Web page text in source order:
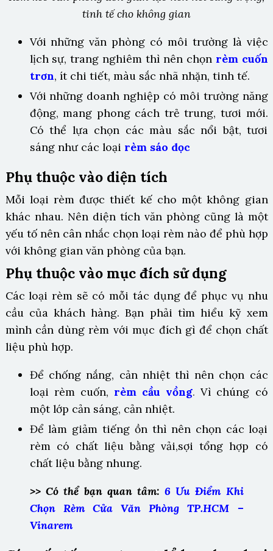
tinh tế cho không gian
Với những văn phòng có môi trường là việc
lịch sự, trang nghiêm thì nên chọn rèm cuốn
trơn, ít chi tiết, màu sắc nhã nhặn, tinh tế.
Với những doanh nghiệp có môi trường năng
động, mang phong cách trẻ trung, tươi mới.
Có thể lựa chọn các màu sắc nổi bật, tươi
sáng như các loại rèm sáo dọc
Phụ thuộc vào diện tích
Mỗi loại rèm được thiết kế cho một không gian
khác nhau. Nên diện tích văn phòng cũng là một
yếu tố nên cân nhắc chọn loại rèm nào để phù hợp
với không gian văn phòng của bạn.
Phụ thuộc vào mục đích sử dụng
Các loại rèm sẽ có mỗi tác dụng để phục vụ nhu
cầu của khách hàng. Bạn phải tìm hiểu kỹ xem
mình cần dùng rèm với mục đích gì để chọn chất
liệu phù hợp.
Để chống nắng, cản nhiệt thì nên chọn các
loại rèm cuốn, rèm cầu vồng. Vì chúng có
một lớp cản sáng, cản nhiệt.
Để làm giảm tiếng ồn thì nên chọn các loại
rèm có chất liệu bằng vải,sợi tổng hợp có
chất liệu bằng nhung.
>> Có thể bạn quan tâm: 6 Ưu Điểm Khi
Chọn Rèm Cửa Văn Phòng TP.HCM –
Vinarem